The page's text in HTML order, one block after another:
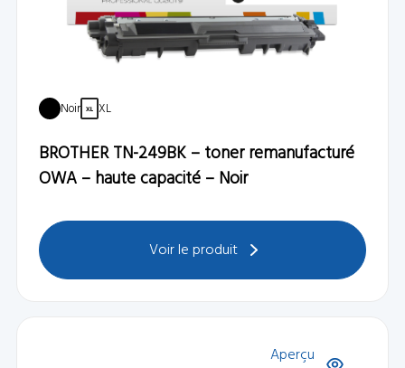
Noir XL
BROTHER TN-249BK – toner remanufacturé
OWA – haute capacité – Noir
Voir le produit
Aperçu